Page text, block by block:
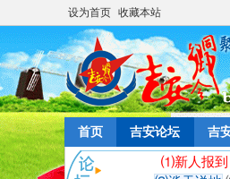
设为首页 收藏本站
首页 吉安论坛 吉
⑴新人报到